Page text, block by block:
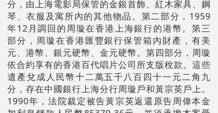
分，由上海電影局保管的金銀首飾、紅木家具、鋼
琴、衣服及寓所內的其他物品。第二部分，1959
年12月調回的周璇在香港上海銀行的港幣。第三
部分，周璇在香港匯豐銀行保管箱內財產，有美
元、港幣、銀元硬幣、金元硬幣。第四部分，周璇
依合約享有的香港百代唱片公司所支版稅款。這些
遺產兌成人民幣十二萬五千八百四十一元二角九
分，存在中國銀行上海分行周璇戶和黃宗英戶上。
1990年，法院裁定被告黃宗英返還原告周偉本金